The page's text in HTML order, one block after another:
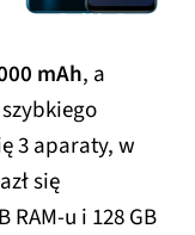
mAh, a
3 aparaty, w
się
RAM-u i 128 GB